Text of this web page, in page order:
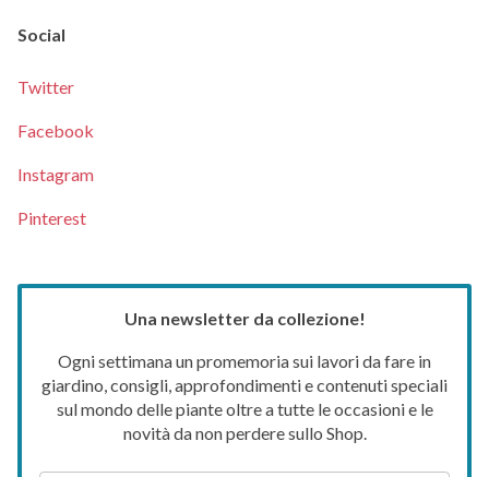
Social
Twitter
Facebook
Instagram
Pinterest
Una newsletter da collezione!
Ogni settimana un promemoria sui lavori da fare in
giardino, consigli, approfondimenti e contenuti speciali
sul mondo delle piante oltre a tutte le occasioni e le
novità da non perdere sullo Shop.